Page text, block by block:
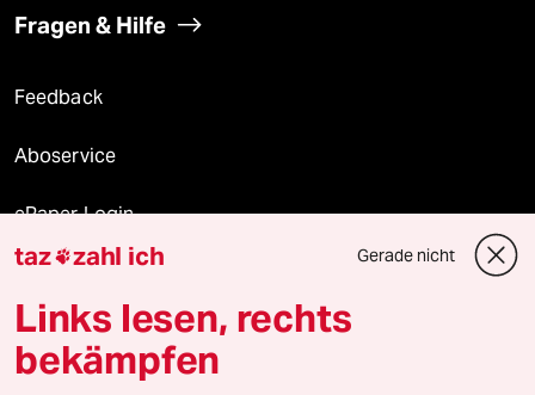
Fragen & Hilfe
Feedback
Aboservice
ePaper Login
Downloads für Abonnierende
© 2026 taz Verlags und Vertriebs GmbH
taz zahl ich Gerade nicht
Links lesen, rechts
bekämpfen